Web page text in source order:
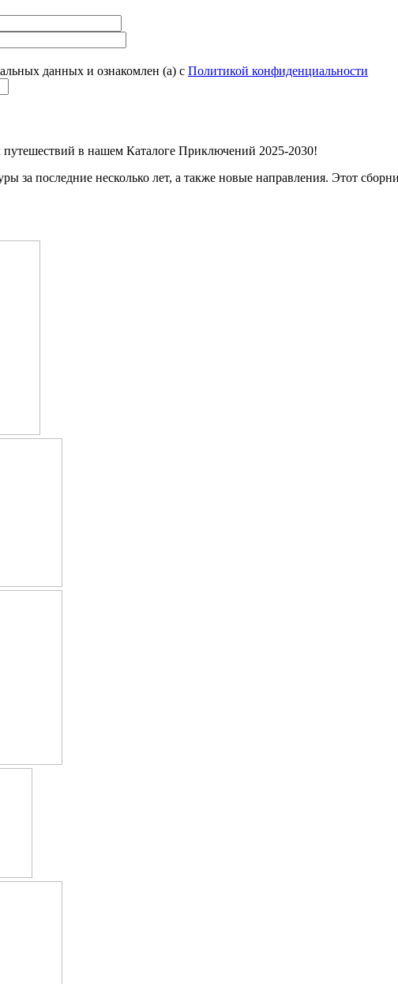
данных и ознакомлен (а) с Политикой конфиденциальности
в нашем Каталоге Приключений 2025-2030!
за последние несколько лет, а также новые направления. Этот